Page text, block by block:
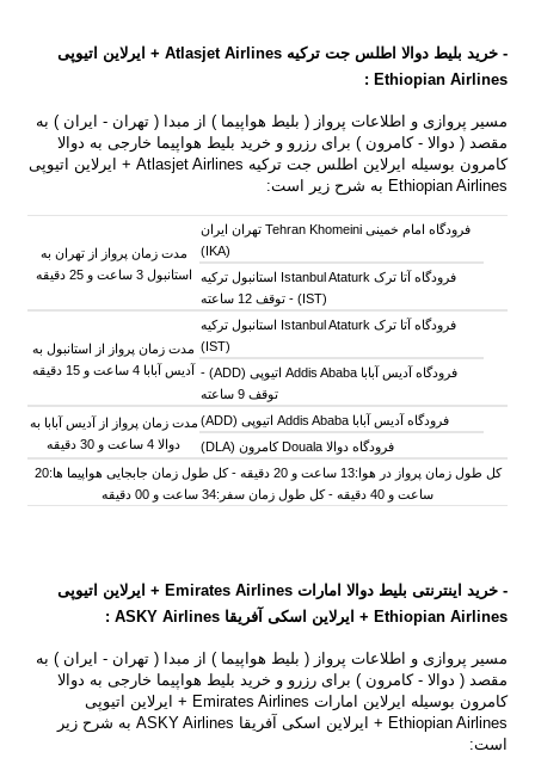
-
خرید بلیط دوالا اطلس جت ترکیه Atlasjet Airlines + ایرلاین اتیوپی
Ethiopian Airlines :
مسیر پروازی و اطلاعات پرواز ( بلیط هواپیما ) از مبدا ( تهران - ایران ) به
مقصد ( دوالا - کامرون ) برای رزرو و خرید بلیط هواپیما خارجی به دوالا
کامرون بوسیله
ایرلاین اطلس جت ترکیه Atlasjet Airlines + ایرلاین اتیوپی
Ethiopian Airlines به شرح زیر است:
فرودگاه امام خمینی Tehran Khomeini تهران ایران
(IKA)
مدت زمان پرواز از تهران به
استانبول 3 ساعت و 25 دقیقه
فرودگاه آتا ترک Istanbul Ataturk استانبول ترکیه
(IST) -
توقف 12 ساعته
فرودگاه آتا ترک Istanbul Ataturk استانبول ترکیه
(IST)
مدت زمان پرواز از استانبول به
آدیس آبابا 4 ساعت و 15 دقیقه
فرودگاه آدیس آبابا Addis Ababa اتیوپی (ADD) -
توقف 9 ساعته
فرودگاه آدیس آبابا Addis Ababa اتیوپی (ADD)
مدت زمان پرواز از آدیس آبابا به
دوالا 4 ساعت و 30 دقیقه
فرودگاه دوالا Douala کامرون (DLA)
کل طول زمان پرواز در هوا:13 ساعت و 20 دقیقه - کل طول زمان جابجایی هواپیما ها:20
ساعت و 40 دقیقه - کل طول زمان سفر:34 ساعت و 00 دقیقه
-
خرید اینترنتی بلیط دوالا امارات Emirates Airlines + ایرلاین اتیوپی
Ethiopian Airlines + ایرلاین اسکی آفریقا ASKY Airlines :
مسیر پروازی و اطلاعات پرواز ( بلیط هواپیما ) از مبدا ( تهران - ایران ) به
مقصد ( دوالا - کامرون ) برای رزرو و خرید بلیط هواپیما خارجی به دوالا
کامرون بوسیله
ایرلاین امارات Emirates Airlines + ایرلاین اتیوپی
Ethiopian Airlines + ایرلاین اسکی آفریقا ASKY Airlines به شرح زیر
است: